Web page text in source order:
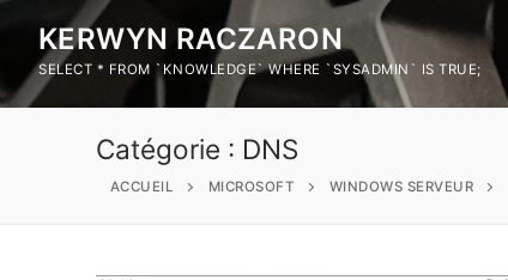
KERWYN RACZARON
SELECT * FROM `KNOWLEDGE` WHERE `SYSADMIN` IS TRUE;
Catégorie : DNS
ACCUEIL MICROSOFT WINDOWS SERVEUR